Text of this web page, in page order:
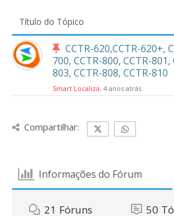
Título do Tópico
CCTR-620,CCTR-620+,
700, CCTR-800, CCTR-801,
803, CCTR-808, CCTR-810
Smart Localiza, 4 anos atrás
Compartilhar:
Informações do Fórum
21 Fóruns 50